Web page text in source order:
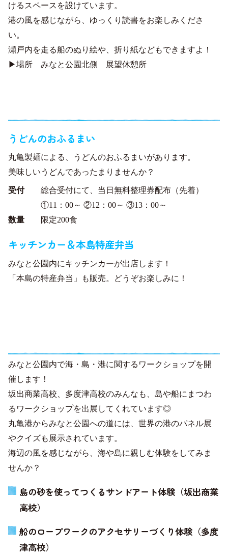
けるスペースを設けています。
港の風を感じながら、ゆっくり読書をお楽しみくださ
い。
瀬戸内を走る船のぬり絵や、折り紙などもできますよ！
▶場所 みなと公園北側 展望休憩所
うどんのおふるまい
丸亀製麺による、うどんのおふるまいがあります。
美味しいうどんであったまりませんか？
受付総合受付にて、当日無料整理券配布（先着）
①11：00～ ②12：00～ ③13：00～
数量 限定200食
キッチンカー＆本島特産弁当
みなと公園内にキッチンカーが出店します！
「本島の特産弁当」も販売。どうぞお楽しみに！
みなと公園内で海・島・港に関するワークショップを開
催します！
坂出商業高校、多度津高校のみんなも、島や船にまつわ
るワークショップを出展してくれています◎
丸亀港からみなと公園への道には、世界の港のパネル展
やクイズも展示されています。
海辺の風を感じながら、海や島に親しむ体験をしてみま
せんか？
島の砂を使ってつくるサンドアート体験（坂出商業
高校）
船のロープワークのアクセサリーづくり体験（多度
津高校）